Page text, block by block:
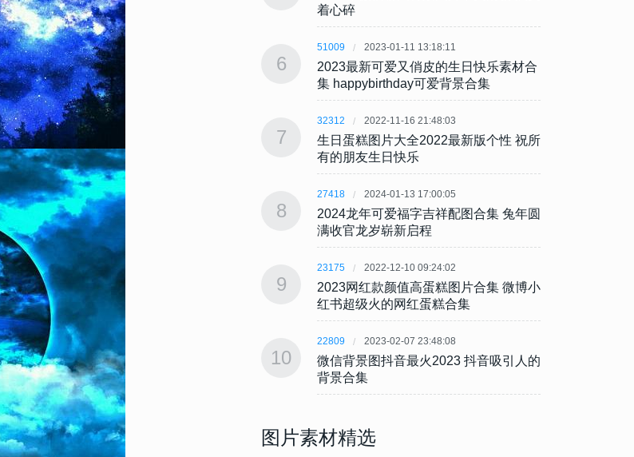
着心碎
51009 2023-01-11 13:18:11
2023最新可爱又俏皮的生日快乐素材合
集 happybirthday可爱背景合集
32312 2022-11-16 21:48:03
生日蛋糕图片大全2022最新版个性 祝所
有的朋友生日快乐
27418 2024-01-13 17:00:05
2024龙年可爱福字吉祥配图合集 兔年圆
满收官龙岁崭新启程
23175 2022-12-10 09:24:02
2023网红款颜值高蛋糕图片合集 微博小
红书超级火的网红蛋糕合集
22809
微信背景图抖音最火2023 抖音吸引人的
背景合集
着心碎
6
51009 2023-01-11 13:18:11
2023最新可爱又俏皮的生日快乐素材合
集 happybirthday可爱背景合集
7
32312 2022-11-16 21:48:03
生日蛋糕图片大全2022最新版个性 祝所
有的朋友生日快乐
8
27418 2024-01-13 17:00:05
2024龙年可爱福字吉祥配图合集 兔年圆
满收官龙岁崭新启程
9
23175 2022-12-10 09:24:02
2023网红款颜值高蛋糕图片合集 微博小
红书超级火的网红蛋糕合集
10
22809 2023-02-07 23:48:08
微信背景图抖音最火2023 抖音吸引人的
背景合集
图片素材精选